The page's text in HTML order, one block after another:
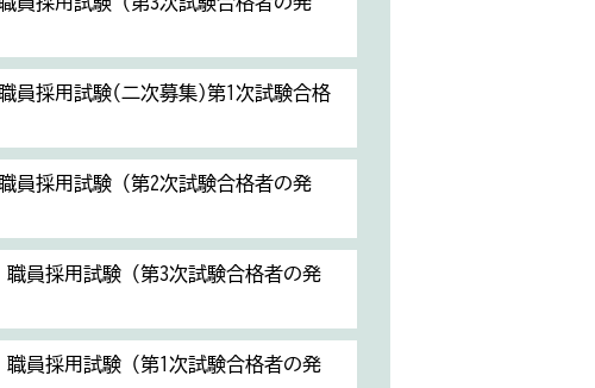
員採用試験(二次募集)第1次試験合格
員採用試験（第2次試験合格者の発
員採用試験（第3次試験合格者の発
員採用試験（第1次試験合格者の発